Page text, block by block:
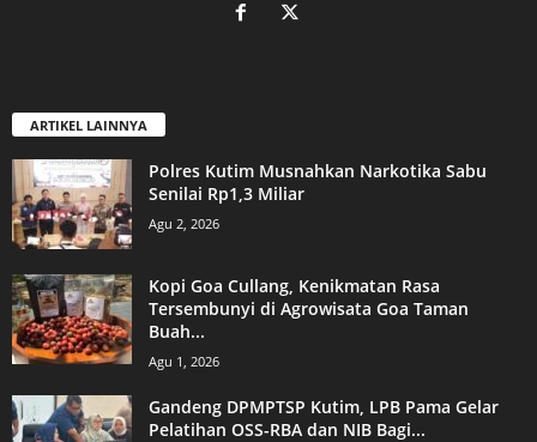
ARTIKEL LAINNYA
Polres Kutim Musnahkan Narkotika Sabu
Senilai Rp1,3 Miliar
Agu 2, 2026
Kopi Goa Cullang, Kenikmatan Rasa
Tersembunyi di Agrowisata Goa Taman
Buah...
Agu 1, 2026
Gandeng DPMPTSP Kutim, LPB Pama Gelar
Pelatihan OSS-RBA dan NIB Bagi...